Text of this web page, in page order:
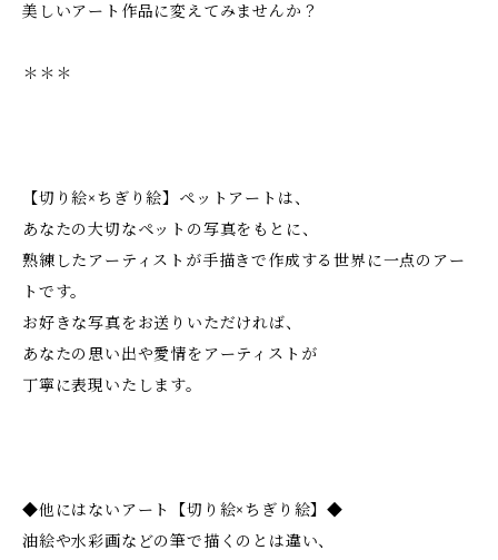
美しいアート作品に変えてみませんか？
＊＊＊
【切り絵×ちぎり絵】ペットアートは、
あなたの大切なペットの写真をもとに、
熟練したアーティストが手描きで作成する世界に一点のアー
トです。
お好きな写真をお送りいただければ、
あなたの思い出や愛情をアーティストが
丁寧に表現いたします。
◆他にはないアート【切り絵×ちぎり絵】◆
油絵や水彩画などの筆で描くのとは違い、